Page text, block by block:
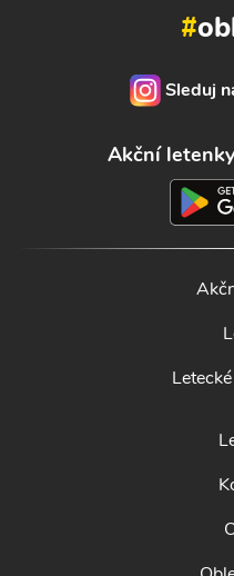
#
Sleduj
Akční